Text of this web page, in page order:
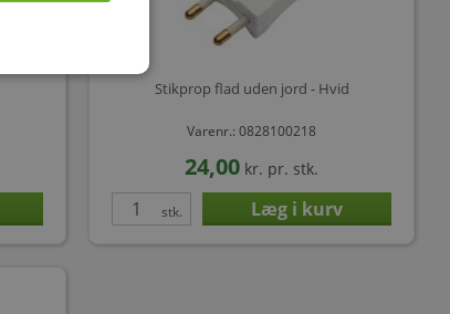
Stikprop flad uden jord - Hvid
Varenr.: 0828100218
24,00 kr. pr. stk.
stk.